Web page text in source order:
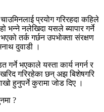
प्रयोग गरिरहदा कहिले
भन्ने नलेखिदा यसले ब्यापार गर्ने
तर्क गर्छन उपभोक्ता संरक्षण
दुवाडी ।
गर्ने भएकाले यस्ता कार्य नगर्न र
गरिरहेका छन् अझ बिशेषगरि
हुनुपर्ने कुरामा जोड दिए ।
?